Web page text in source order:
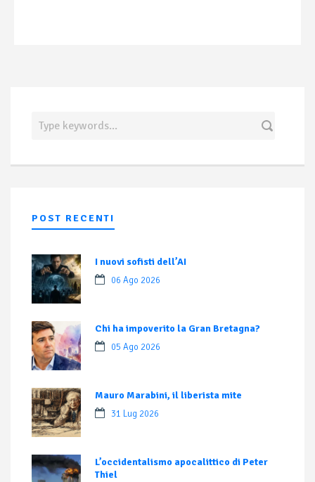
POST RECENTI
I nuovi sofisti dell’AI
06 Ago 2026
Chi ha impoverito la Gran Bretagna?
05 Ago 2026
Mauro Marabini, il liberista mite
31 Lug 2026
L’occidentalismo apocalittico di Peter
Thiel